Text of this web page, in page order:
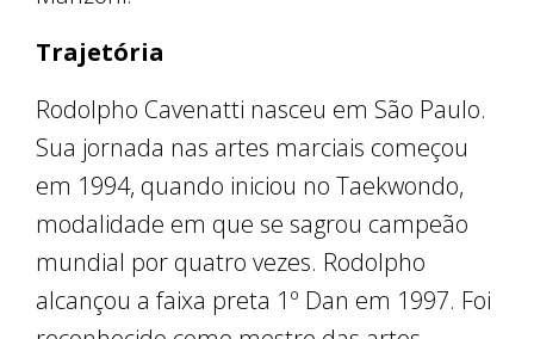
Trajetória
Rodolpho Cavenatti nasceu em São Paulo.
Sua jornada nas artes marciais começou
em 1994, quando iniciou no Taekwondo,
modalidade em que se sagrou campeão
mundial por quatro vezes. Rodolpho
alcançou a faixa preta 1º Dan em 1997. Foi